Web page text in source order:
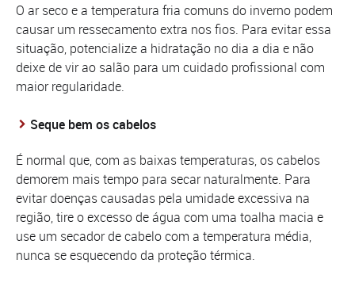
O ar seco e a temperatura fria comuns do inverno podem
causar um ressecamento extra nos fios. Para evitar essa
situação, potencialize a hidratação no dia a dia e não
deixe de vir ao salão para um cuidado profissional com
maior regularidade.
Seque bem os cabelos
É normal que, com as baixas temperaturas, os cabelos
demorem mais tempo para secar naturalmente. Para
evitar doenças causadas pela umidade excessiva na
região, tire o excesso de água com uma toalha macia e
use um secador de cabelo com a temperatura média,
nunca se esquecendo da proteção térmica.